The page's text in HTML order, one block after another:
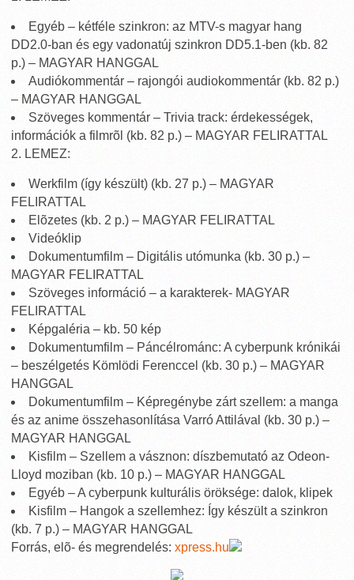
Egyéb – kétféle szinkron: az MTV-s magyar hang
DD2.0-ban és egy vadonatúj szinkron DD5.1-ben (kb. 82
p.) – MAGYAR HANGGAL
Audiókommentár – rajongói audiokommentár (kb. 82 p.)
– MAGYAR HANGGAL
Szöveges kommentár – Trivia track: érdekességek,
információk a filmrõl (kb. 82 p.) – MAGYAR FELIRATTAL
2. LEMEZ:
Werkfilm (így készült) (kb. 27 p.) – MAGYAR
FELIRATTAL
Elõzetes (kb. 2 p.) – MAGYAR FELIRATTAL
Videóklip
Dokumentumfilm – Digitális utómunka (kb. 30 p.) –
MAGYAR FELIRATTAL
Szöveges információ – a karakterek- MAGYAR
FELIRATTAL
Képgaléria – kb. 50 kép
Dokumentumfilm – Páncélrománc: A cyberpunk krónikái
– beszélgetés Kömlödi Ferenccel (kb. 30 p.) – MAGYAR
HANGGAL
Dokumentumfilm – Képregénybe zárt szellem: a manga
és az anime összehasonlítása Varró Attilával (kb. 30 p.) –
MAGYAR HANGGAL
Kisfilm – Szellem a vásznon: díszbemutató az Odeon-
Lloyd moziban (kb. 10 p.) – MAGYAR HANGGAL
Egyéb – A cyberpunk kulturális öröksége: dalok, klipek
Kisfilm – Hangok a szellemhez: Így készült a szinkron
(kb. 7 p.) – MAGYAR HANGGAL
Forrás, elõ- és megrendelés: xpress.hu